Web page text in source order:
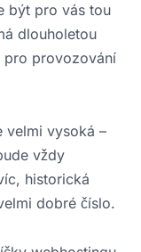
být pro vás tou
dlouholetou
pro provozování
velmi vysoká –
vždy
historická
dobré číslo.